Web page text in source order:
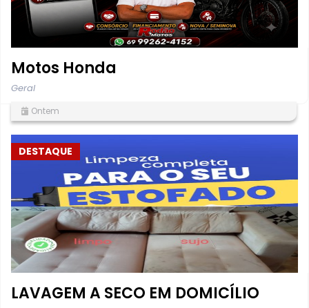
Motos Honda
Geral
Ontem
DESTAQUE
LAVAGEM A SECO EM DOMICÍLIO